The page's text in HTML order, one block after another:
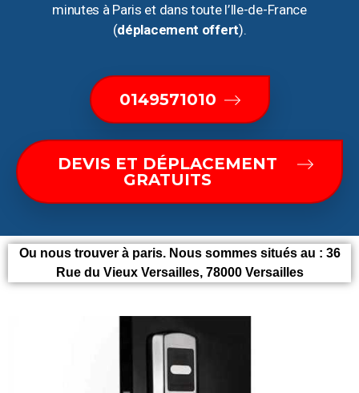
minutes à Paris et dans toute l’Ile-de-France
(déplacement offert).
0149571010
DEVIS ET DÉPLACEMENT
GRATUITS
Ou nous trouver à paris. Nous sommes situés au : 36
Rue du Vieux Versailles, 78000 Versailles